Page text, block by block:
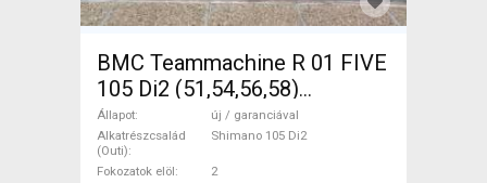
BMC Teammachine R 01 FIVE
105 Di2 (51,54,56,58)
Országúti Shimano 105 Di2
tárcsafék új / garanciával
ELADÓ
Állapot
új / garanciával
Alkatrészcsalád
(Outi)
Shimano 105 Di2
Fokozatok elöl
2